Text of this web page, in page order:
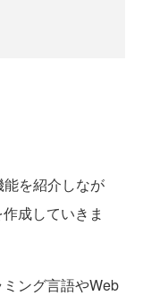
を紹介しなが
成していきま
ング言語やWeb